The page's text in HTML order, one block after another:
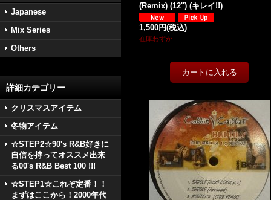
Japanese
Mix Series
Others
詳細カテゴリー
クリスマスアイテム
冬物アイテム
☆STEP2☆90's R&B好きに
自信を持ってオススメ出来
る00's R&B Best 100 !!!
☆STEP1☆これぞ定番！！
まずはここから！2000年代
(Remix) (12'') (キレイ!!)
1,500円(税込)
在庫わずか